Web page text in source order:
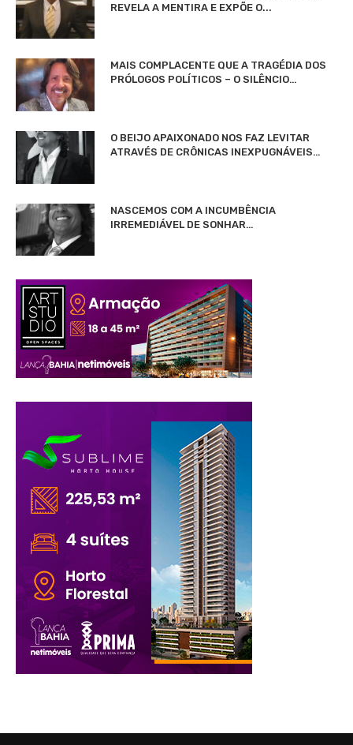
REVELA A MENTIRA E EXPÕE O...
MAIS COMPLACENTE QUE A TRAGÉDIA DOS
PRÓLOGOS POLÍTICOS – O SILÊNCIO…
O BEIJO APAIXONADO NOS FAZ LEVITAR
ATRAVÉS DE CRÔNICAS INEXPUGNÁVEIS…
NASCEMOS COM A INCUMBÊNCIA
IRREMEDIÁVEL DE SONHAR…